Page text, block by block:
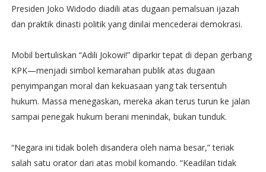
Presiden Joko Widodo diadili atas dugaan pemalsuan ijazah
dan praktik dinasti politik yang dinilai mencederai demokrasi.
Mobil bertuliskan “Adili Jokowi!” diparkir tepat di depan gerbang
KPK—menjadi simbol kemarahan publik atas dugaan
penyimpangan moral dan kekuasaan yang tak tersentuh
hukum. Massa menegaskan, mereka akan terus turun ke jalan
sampai penegak hukum berani menindak, bukan tunduk.
“Negara ini tidak boleh disandera oleh nama besar,” teriak
salah satu orator dari atas mobil komando. “Keadilan tidak